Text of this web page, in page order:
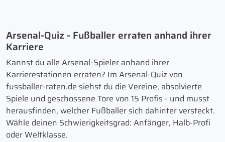
Arsenal-Quiz - Fußballer erraten anhand ihrer
Karriere
Kannst du alle Arsenal-Spieler anhand ihrer
Karrierestationen erraten? Im Arsenal-Quiz von
fussballer-raten.de siehst du die Vereine, absolvierte
Spiele und geschossene Tore von 15 Profis - und musst
herausfinden, welcher Fußballer sich dahinter versteckt.
Wähle deinen Schwierigkeitsgrad: Anfänger, Halb-Profi
oder Weltklasse.